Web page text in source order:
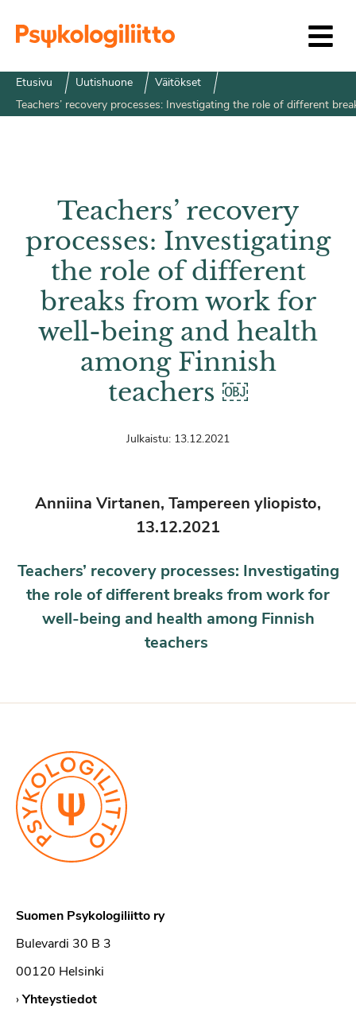
Etusivu Uutishuone
Väitökset
Teachers’ recovery processes: Investigating the role of different
Teachers’ recovery
processes: Investigating
the role of different
breaks from work for
well-being and health
among Finnish
teachers ￼
Julkaistu: 13.12.2021
Anniina Virtanen, Tampereen yliopisto,
13.12.2021
Teachers’ recovery processes: Investigating
the role of different breaks from work for
well-being and health among Finnish
teachers
Suomen Psykologiliitto ry
Bulevardi 30 B 3
00120 Helsinki
›Yhteystiedot